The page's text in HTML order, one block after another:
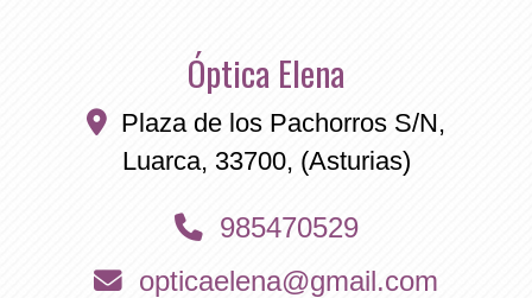
Óptica Elena
Plaza de los Pachorros S/N,
Luarca, 33700, (Asturias)
985470529
opticaelena
gmail.com